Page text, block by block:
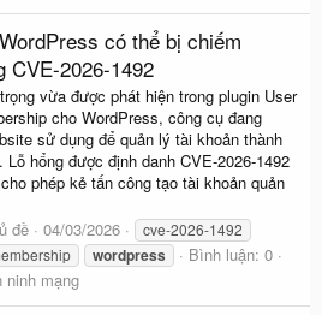
có thể bị chiếm
CVE-2026-1492
vừa được phát hiện trong plugin User
cho WordPress, công cụ đang
sử dụng để quản lý tài khoản thành
hổng được định danh CVE-2026-1492
phép kẻ tấn công tạo tài khoản quản
đề 04/03/2026
cve-2026-1492
wordpress
Bình luận: 0
mạng